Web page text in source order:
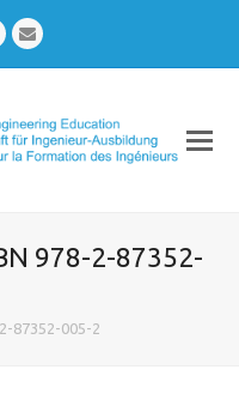
Email
978-2-87352-
87352-005-2